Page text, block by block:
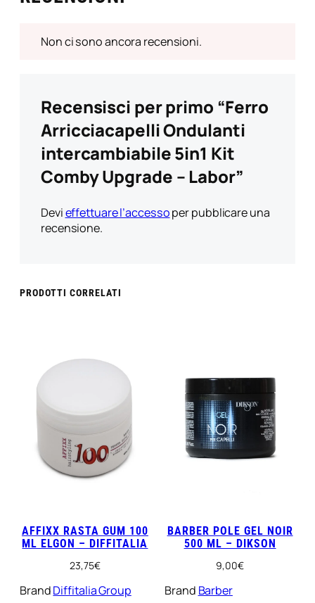
Non ci sono ancora recensioni.
Recensisci per primo “Ferro
Arricciacapelli Ondulanti
intercambiabile 5in1 Kit
Comby Upgrade – Labor”
Devieffettuare l’accessoper pubblicare una
recensione.
PRODOTTI CORRELATI
AFFIXX RASTA GUM 100
ML ELGON – DIFFITALIA
23,75€
BrandDiffitalia Group
BARBER POLE GEL NOIR
500 ML – DIKSON
9,00€
Brand Barber